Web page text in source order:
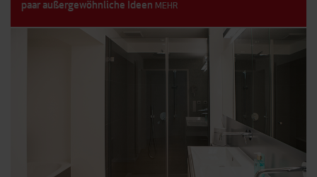
paar außergewöhnliche Ideen MEHR